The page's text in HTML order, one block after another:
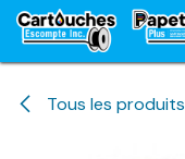
Se rendre au contenu
Tous les produits